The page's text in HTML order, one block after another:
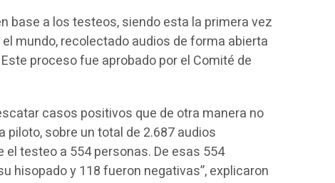
base a los testeos, siendo esta la primera vez
mundo, recolectado audios de forma abierta
proceso fue aprobado por el Comité de
casos positivos que de otra manera no
piloto, sobre un total de 2.687 audios
testeo a 554 personas. De esas 554
hisopado y 118 fueron negativas”, explicaron